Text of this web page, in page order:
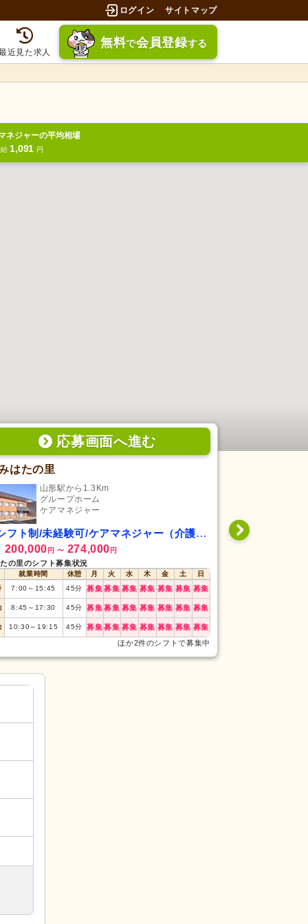
ログイン サイトマップ
近見た求人
無料で会員登録する
ネジャーの平均相場
1,091 円
応募画面へ進む
はたの里
山形駅から1.3Km
グループホーム
ケアマネジャー
フト制/未経験可/ケアマネジャー（介護支援専門員）
200,000 円 〜 274,000 円
の里のシフト募集状況
就業時間 休憩 月 火 水 木 金 土
日
7:00 ～ 15:45 45分 募集募集 募集 募集 募集 募集 募集
8:45 ～ 17:30 45分 募集募集 募集 募集 募集 募集 募集
10:30～ 19:15 45分 募集募集 募集 募集 募集 募集 募集
ほか2件のシフトで募集中
日勤専従/未経